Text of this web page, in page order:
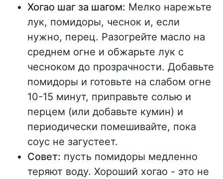
Хогао шаг за шагом: Мелко нарежьте
лук, помидоры, чеснок и, если
нужно, перец. Разогрейте масло на
среднем огне и обжарьте лук с
чесноком до прозрачности. Добавьте
помидоры и готовьте на слабом огне
10-15 минут, приправьте солью и
перцем (или добавьте кумин) и
периодически помешивайте, пока
соус не загустеет.
Совет: пусть помидоры медленно
теряют воду. Хороший хогао - это не